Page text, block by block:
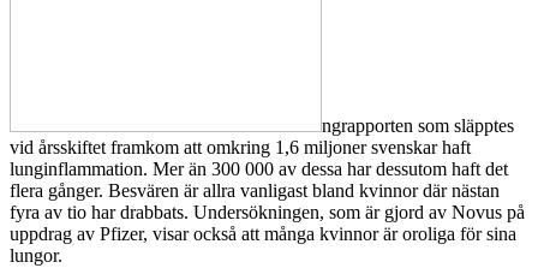
ngrapporten som släpptes
vid årsskiftet framkom att omkring 1,6 miljoner svenskar haft
lunginflammation. Mer än 300 000 av dessa har dessutom haft det
flera gånger. Besvären är allra vanligast bland kvinnor där nästan
fyra av tio har drabbats. Undersökningen, som är gjord av Novus på
uppdrag av Pfizer, visar också att många kvinnor är oroliga för sina
lungor.